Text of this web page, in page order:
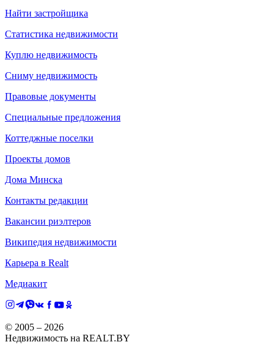
Найти застройщика
Статистика недвижимости
Куплю недвижимость
Сниму недвижимость
Правовые документы
Специальные предложения
Коттеджные поселки
Проекты домов
Дома Минска
Контакты редакции
Вакансии риэлтеров
Википедия недвижимости
Карьера в Realt
Медиакит
© 2005 – 2026
Недвижимость на REALT.BY